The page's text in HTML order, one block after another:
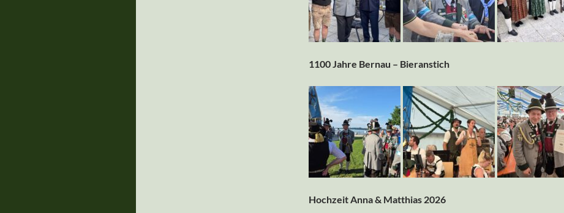
1100 Jahre Bernau – Bieranstich
Hochzeit Anna & Matthias 2026